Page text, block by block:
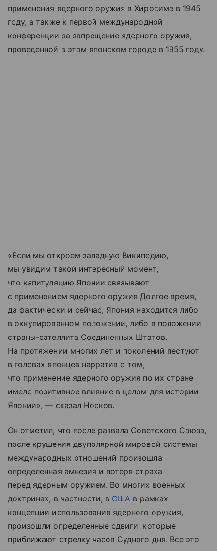
применения ядерного оружия в Хиросиме в 1945
году, а также к первой международной
конференции за запрещение ядерного оружия,
проведенной в этом японском городе в 1955 году.
«Если мы откроем западную Википедию,
мы увидим такой интересный момент,
что капитуляцию Японии связывают
с применением ядерного оружия Долгое время,
да фактически и сейчас, Япония находится либо
в оккупированном положении, либо в положении
страны-сателлита Соединенных Штатов.
На протяжении многих лет и поколений пестуют
в головах японцев нарратив о том,
что применение ядерного оружия по их стране
имело позитивное влияние в целом для истории
Японии», — сказал Носков.
Он отметил, что после развала Советского Союза,
после крушения двуполярной мировой системы
международных отношений произошла
определенная амнезия и потеря страха
перед ядерным оружием. Во многих военных
доктринах, в частности, в США в рамках
концепции использования ядерного оружия,
произошли определенные сдвиги, которые
приближают стрелку часов Судного дня. Все это